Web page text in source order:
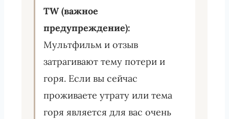
TW (важное
предупреждение):
Мультфильм и отзыв
затрагивают тему потери и
горя. Если вы сейчас
проживаете утрату или тема
горя является для вас очень